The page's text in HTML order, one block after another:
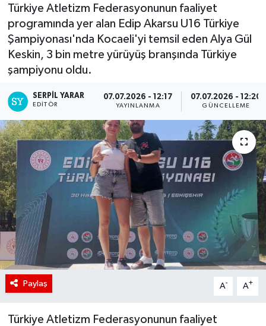
Türkiye Atletizm Federasyonunun faaliyet
programında yer alan Edip Akarsu U16 Türkiye
Şampiyonası'nda Kocaeli'yi temsil eden Alya Gül
Keskin, 3 bin metre yürüyüş branşında Türkiye
şampiyonu oldu.
SERPİL YARAR
EDITÖR
07.07.2026 - 12:17
YAYINLANMA
07.07.2026 - 12:20
GÜNCELLEME
Paylaş A- A+
Türkiye Atletizm Federasyonunun faaliyet
Son Dakika Haberleri
Haber Arşivi